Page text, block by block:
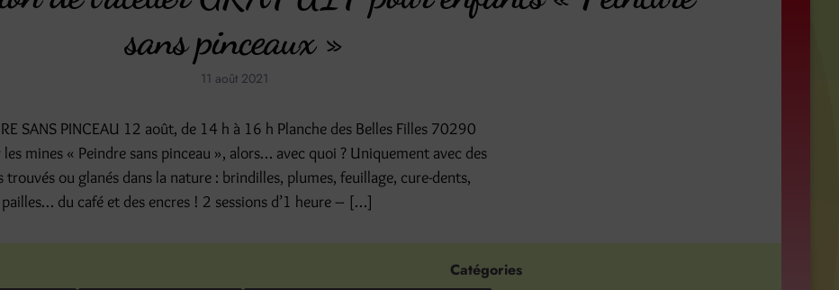
sans pinceaux »
11 août 2021
SANS PINCEAU 12 août, de 14 h à 16 h Planche des Belles Filles 70290
les mines « Peindre sans pinceau », alors… avec quoi ? Uniquement avec des
trouvés ou glanés dans la nature : brindilles, plumes, feuillage, cure-dents,
du café et des encres ! 2 sessions d’1 heure – […]
Catégories